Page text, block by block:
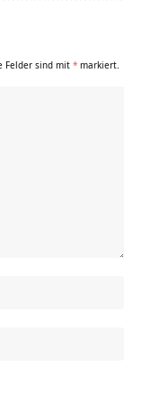
Felder sind mit * markiert.